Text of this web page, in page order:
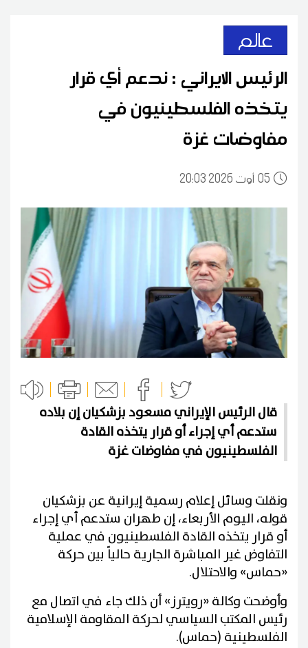
عالم
الرئيس الايراني : ندعم أي قرار
يتخذه الفلسطينيون في
مفاوضات غزة
0520:03 2026 أوت
قال الرئيس الإيراني مسعود ‌بزشكيان إن بلاده
ستدعم أي إجراء أو قرار يتخذه القادة
الفلسطينيون في مفاوضات غزة
و​نقلت وسائل إعلام رسمية إيرانية عن ‌بزشكيان
‌قوله، اليوم ‌الأربعاء، ⁠إن ​طهران ستدعم ⁠أي إجراء
أو قرار يتخذه ⁠القادة الفلسطينيون ‌في ‌عملية ​
التفاوض ‌غير المباشرة ‌الجارية حالياً بين حركة
«حماس» ‌والاحتلال.
وأوضحت وكالة «رويترز» أن ذلك جاء في اتصال ⁠مع
⁠رئيس المكتب السياسي لحركة المقاومة الإسلامية
الفلسطينية (حماس).